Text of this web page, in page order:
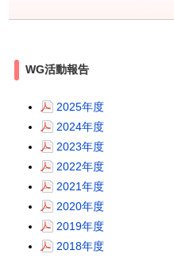
WG活動報告
2025年度
2024年度
2023年度
2022年度
2021年度
2020年度
2019年度
2018年度